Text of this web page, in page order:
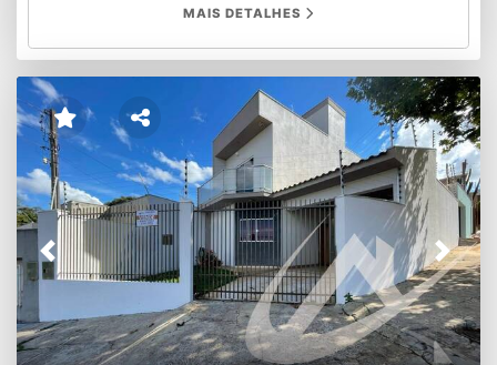
MAIS DETALHES
Previous Next